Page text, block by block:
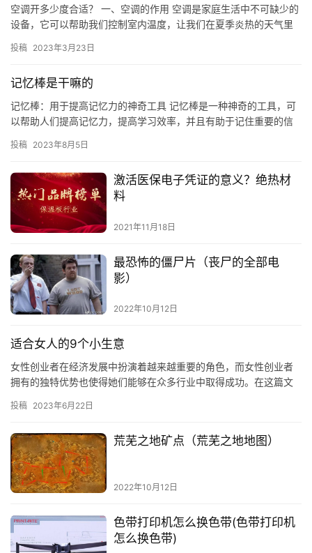
空调开多少度合适？ 一、空调的作用 空调是家庭生活中不可缺少的
设备，它可以帮助我们控制室内温度，让我们在夏季炎热的天气里
投稿 2023年3月23日
记忆棒是干嘛的
记忆棒：用于提高记忆力的神奇工具 记忆棒是一种神奇的工具，可
以帮助人们提高记忆力，提高学习效率，并且有助于记住重要的信
人们…
投稿 2023年8月5日
激活医保电子凭证的意义？绝热材
料
2021年11月18日
最恐怖的僵尸片（丧尸的全部电
影）
2022年10月12日
适合女人的9个小生意
女性创业者在经济发展中扮演着越来越重要的角色，而女性创业者
拥有的独特优势也使得她们能够在众多行业中取得成功。在这篇文
灵感…
投稿 2023年6月22日
荒芜之地矿点（荒芜之地地图）
2022年10月12日
色带打印机怎么换色带(色带打印机
怎么换色带)